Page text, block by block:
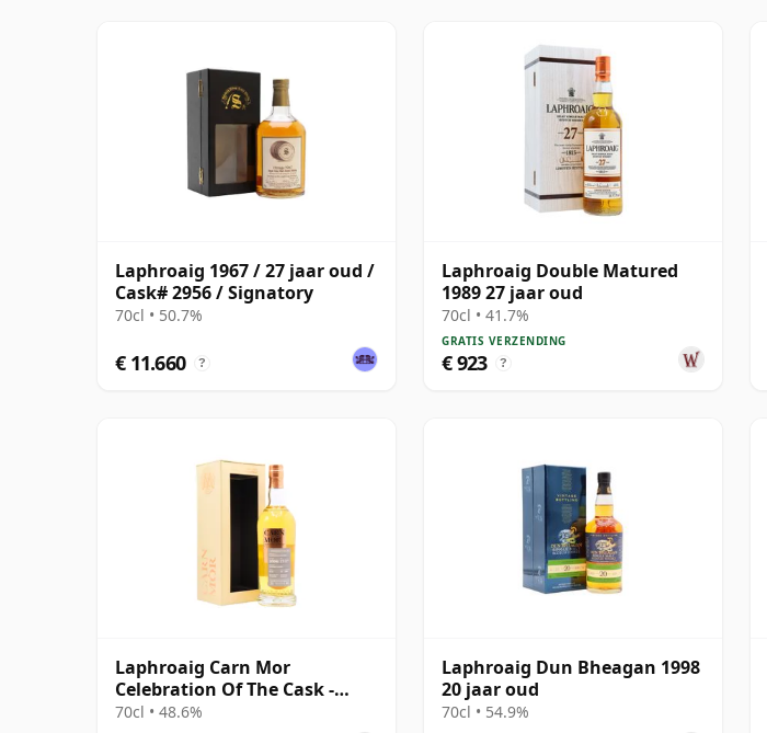
Laphroaig 1967 / 27 jaar oud /
Cask# 2956 / Signatory
70cl • 50.7%
€ 11.660 ?
Laphroaig Double Matured
1989 27 jaar oud
70cl • 41.7%
GRATIS VERZENDING
€ 923 ?
Laphroaig Carn Mor
Celebration Of The Cask -
Single Cask #50 2004 17 jaar
70cl • 48.6%
Laphroaig Dun Bheagan 1998
20 jaar oud
70cl • 54.9%